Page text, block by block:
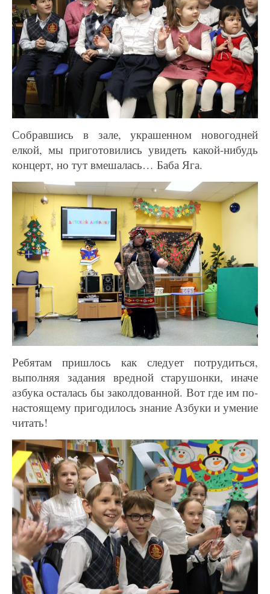
Собравшись в зале, украшенном новогодней
елкой, мы приготовились увидеть какой-нибудь
концерт, но тут вмешалась… Баба Яга.
Ребятам пришлось как следует потрудиться,
выполняя задания вредной старушонки, иначе
азбука осталась бы заколдованной. Вот где им по-
настоящему пригодилось знание Азбуки и умение
читать!